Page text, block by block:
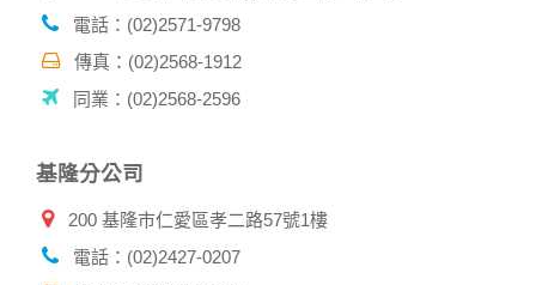
成功，並登入使用我們的服務後，本網站即取得您的資料。
其他除了上述，會保留您在上網瀏覽或查詢時，伺服器自行產
生的相關記錄，包括您使用連線設備的 IP 位址、使用時間、使
的瀏覽器予以標示，歸納使用者瀏覽器在本網站內部所瀏覽的
商，或與連結本網站，也可能蒐集您個人的資料。對於您主動
保護政策，其資料處理措施不適用本網站隱私權保護政策，本
公司不負任何連帶責任。
電話：(02)2571-9798
傳真：(02)2568-1912
同業：(02)2568-2596
基隆分公司
200 基隆市仁愛區孝二路57號1樓
電話：(02)2427-0207